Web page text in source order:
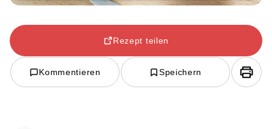
Rezept teilen
Kommentieren Speichern